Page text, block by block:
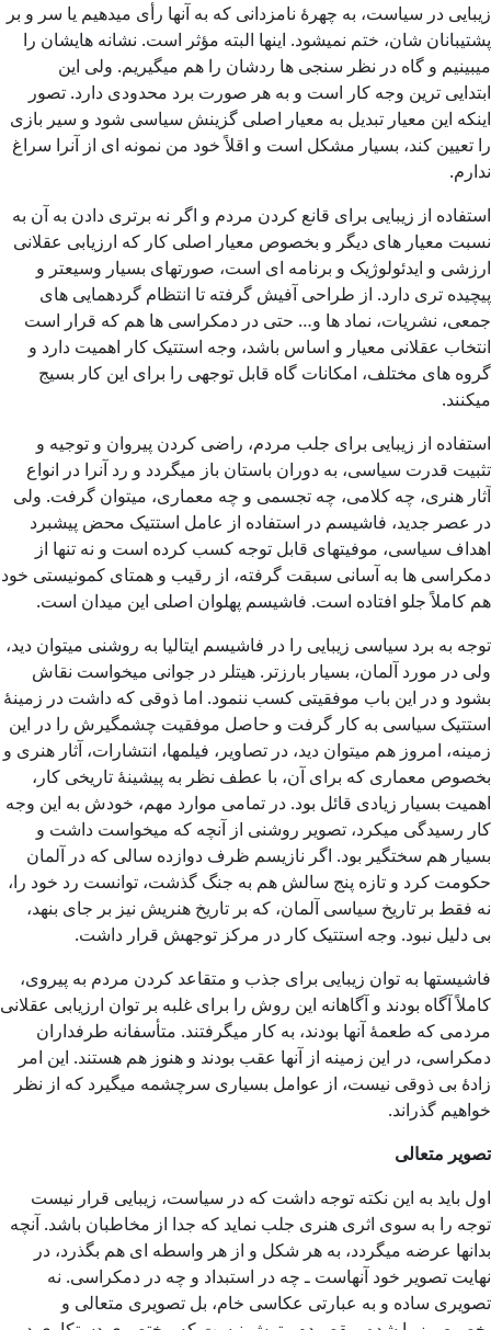
زیبایی در سیاست، به چهرۀ نامزدانی که به آنها رأی میدهیم یا سر و بر
پشتیبانان شان، ختم نمیشود. اینها البته مؤثر است. نشانه هایشان را
میبینیم و گاه در نظر سنجی ها ردشان را هم میگیریم. ولی این
ابتدایی ترین وجه کار است و به هر صورت برد محدودی دارد. تصور
اینکه این معیار تبدیل به معیار اصلی گزینش سیاسی شود و سیر بازی
را تعیین کند، بسیار مشکل است و اقلاً خود من نمونه ای از آنرا سراغ
ندارم.
استفاده از زیبایی برای قانع کردن مردم و اگر نه برتری دادن به آن به
نسبت معیار های دیگر و بخصوص معیار اصلی کار که ارزیابی عقلانی
ارزشی و ایدئولوژیک و برنامه ای است، صورتهای بسیار وسیعتر و
پیچیده تری دارد. از طراحی آفیش گرفته تا انتظام گردهمایی های
جمعی، نشریات، نماد ها و… حتی در دمکراسی ها هم که قرار است
انتخاب عقلانی معیار و اساس باشد، وجه استتیک کار اهمیت دارد و
گروه های مختلف، امکانات گاه قابل توجهی را برای این کار بسیج
میکنند.
استفاده از زیبایی برای جلب مردم، راضی کردن پیروان و توجیه و
تثبیت قدرت سیاسی، به دوران باستان باز میگردد و رد آنرا در انواع
آثار هنری، چه کلامی، چه تجسمی و چه معماری، میتوان گرفت. ولی
در عصر جدید، فاشیسم در استفاده از عامل استتیک محض پیشبرد
اهداف سیاسی، موفیتهای قابل توجه کسب کرده است و نه تنها از
دمکراسی ها به آسانی سبقت گرفته، از رقیب و همتای کمونیستی خود
هم کاملاً جلو افتاده است. فاشیسم پهلوان اصلی این میدان است.
توجه به برد سیاسی زیبایی را در فاشیسم ایتالیا به روشنی میتوان دید،
ولی در مورد آلمان، بسیار بارزتر. هیتلر در جوانی میخواست نقاش
بشود و در این باب موفقیتی کسب ننمود. اما ذوقی که داشت در زمینۀ‌
استتیک سیاسی به کار گرفت و حاصل موفقیت چشمگیرش را در این
زمینه، امروز هم میتوان دید، در تصاویر، فیلمها، انتشارات، آثار هنری و
بخصوص معماری که برای آن، با عطف نظر به پیشینۀ تاریخی کار،
اهمیت بسیار زیادی قائل بود. در تمامی موارد مهم، خودش به این وجه
کار رسیدگی میکرد، تصویر روشنی از آنچه که میخواست داشت و
بسیار هم سختگیر بود. اگر نازیسم ظرف دوازده سالی که در آلمان
حکومت کرد و تازه پنج سالش هم به جنگ گذشت، توانست رد خود را،
نه فقط بر تاریخ سیاسی آلمان، که بر تاریخ هنریش نیز بر جای بنهد،
بی دلیل نبود. وجه استتیک کار در مرکز توجهش قرار داشت.
فاشیستها به توان زیبایی برای جذب و متقاعد کردن مردم به پیروی،
کاملاً آگاه بودند و آگاهانه این روش را برای غلبه بر توان ارزیابی عقلانی
مردمی که طعمۀ آنها بودند، به کار میگرفتند. متأسفانه طرفداران
دمکراسی، در این زمینه از آنها عقب بودند و هنوز هم هستند. این امر
زادۀ بی ذوقی نیست، از عوامل بسیاری سرچشمه میگیرد که از نظر
خواهیم گذراند.
تصویر متعالی
اول باید به این نکته توجه داشت که در سیاست، زیبایی قرار نیست
توجه را به سوی اثری هنری جلب نماید که جدا از مخاطبان باشد. آنچه
بدانها عرضه میگردد، به هر شکل و از هر واسطه ای هم بگذرد، در
نهایت تصویر خود آنهاست ـ چه در استبداد و چه در دمکراسی. نه
تصویری ساده و به عبارتی عکاسی خام، بل تصویری متعالی و